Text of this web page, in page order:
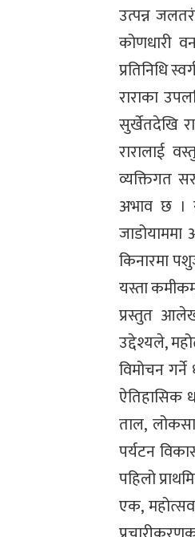
उत्पन्न
कोणधारी
प्रतिनिधि
राराका
सुर्खेतदेखि
रारालाई
व्यक्तिगत
अभाव छ ।
जाडोयाममा
किनारमा
यस्ता
प्रस्तुत
उद्देश्यले,
विमोचन
ऐतिहासिक
ताल,
पर्यटन
पहिलो
एक, महोत्सव